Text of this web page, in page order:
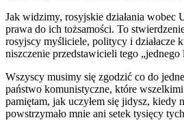
Jak widzimy, rosyjskie działania
prawa do ich tożsamości. To
rosyjscy myśliciele, politycy i działacze
niszczenie przedstawicieli tego
Wszyscy musimy się zgodzić co do
państwo komunistyczne, które
pamiętam, jak uczyłem się jidysz,
powstrzymało mnie ani setek tysięcy